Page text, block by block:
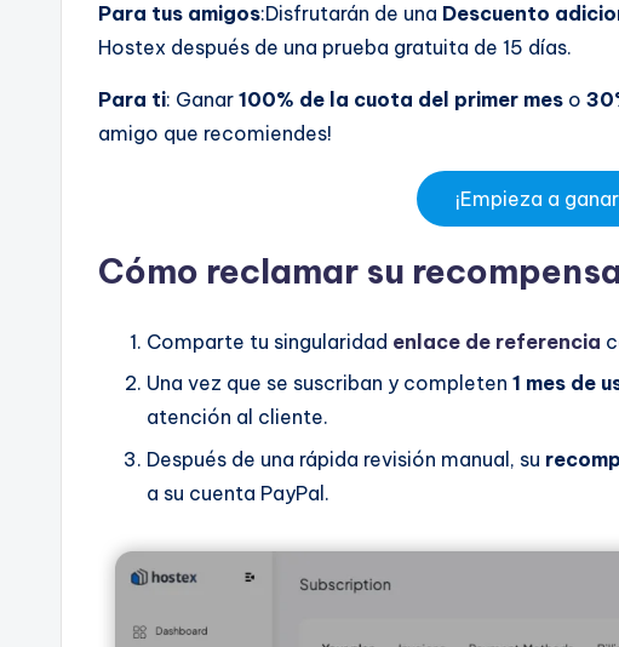
Para tus amigos:Disfrutarán de una Descuento
Hostex después de una prueba gratuita de 15 días.
Para ti: Ganar 100% de la cuota del primer mes o
amigo que recomiendes!
¡Empieza a
Cómo reclamar su
Comparte tu singularidad enlace de referencia
Una vez que se suscriban y completen 1 mes de
atención al cliente.
Después de una rápida revisión manual, su
a su cuenta PayPal.